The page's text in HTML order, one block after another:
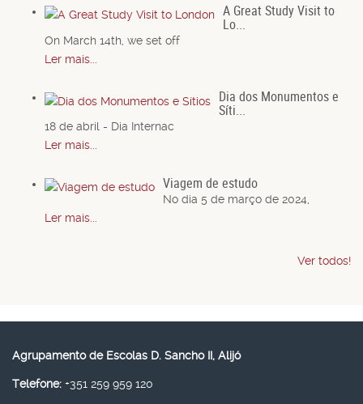
A Great Study Visit to
Lo...
On March 14th, we set off
Ler mais...
Dia dos Monumentos e
Síti...
18 de abril - Dia Internac
Ler mais...
Viagem de estudo
No dia 5 de março de 2024,
Ler mais...
Ver todos!
Agrupamento de Escolas D. Sancho II, Alijó
Telefone: +351 259 959 120